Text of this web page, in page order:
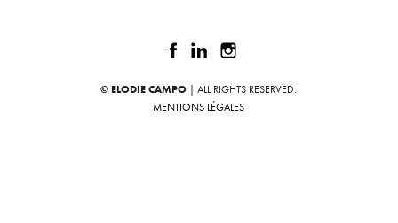
© ELODIE CAMPO | ALL RIGHTS RESERVED.
MENTIONS LÉGALES